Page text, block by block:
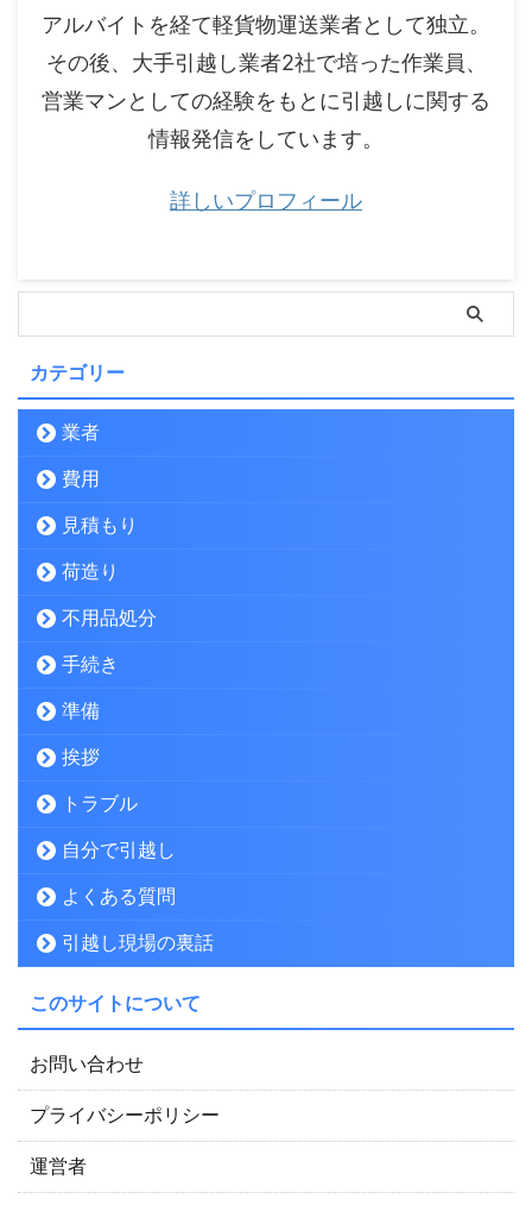
アルバイトを経て軽貨物運送業者として独立。
その後、大手引越し業者2社で培った作業員、
営業マンとしての経験をもとに引越しに関する
情報発信をしています。
詳しいプロフィール
カテゴリー
業者
費用
見積もり
荷造り
不用品処分
手続き
準備
挨拶
トラブル
自分で引越し
よくある質問
引越し現場の裏話
このサイトについて
お問い合わせ
プライバシーポリシー
運営者